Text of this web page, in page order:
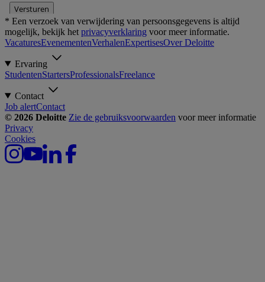
* Een verzoek van verwijdering van persoonsgegevens is altijd
mogelijk, bekijk het privacyverklaring voor meer informatie.
VacaturesEvenementenVerhalenExpertisesOver Deloitte
Ervaring
StudentenStartersProfessionalsFreelance
Contact
Job alertContact
© 2026 Deloitte Zie de gebruiksvoorwaarden voor meer informatie
Privacy
Cookies